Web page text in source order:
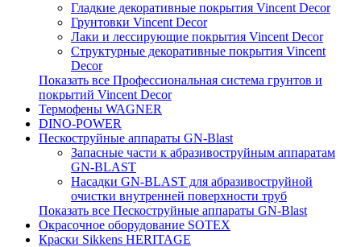
Гладкие декоративные покрытия Vincent Decor
Грунтовки Vincent Decor
Лаки и лессирующие покрытия Vincent Decor
Структурные декоративные покрытия Vincent
Decor
Показать все Профессиональная система грунтов и
покрытий Vincent Decor
Термофены WAGNER
DINO-POWER
Пескоструйные аппараты GN-Blast
Запасные части к абразивоструйным аппаратам
GN-BLAST
Насадки GN-BLAST для абразивоструйной
очистки внутренней поверхности труб
Показать все Пескоструйные аппараты GN-Blast
Окрасочное оборудование SOTEX
Краски Sikkens HERITAGE